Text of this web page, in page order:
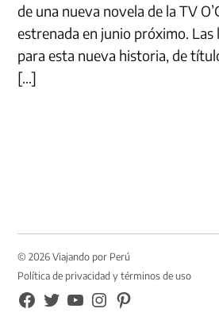
de una nueva novela de la TV
estrenada en junio próximo. Las
para esta nueva historia, de
[…]
© 2026 Viajando por Perú
Política de privacidad y términos de uso
FB
TW YouTubeInstagramPinterest